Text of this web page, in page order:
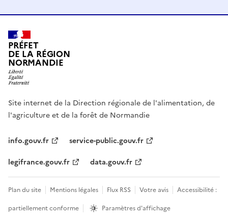
PRÉFET
DE LA RÉGION
NORMANDIE
Site internet de la Direction régionale de l'alimentation, de
l'agriculture et de la forêt de Normandie
info.gouv.fr
service-public.gouv.fr
legifrance.gouv.fr
data.gouv.fr
Plan du site Mentions légales Flux RSS Votre avis
Accessibilité :
partiellement conforme
Paramètres d'affichage